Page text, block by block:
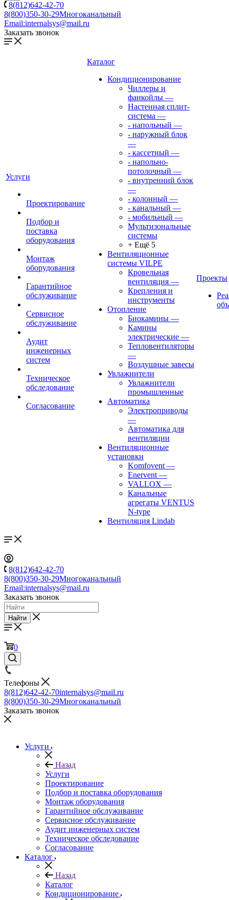
8(812)642-42-70
8(800)350-30-29Многоканальный
Email:internalsys@mail.ru
Заказать звонок
Услуги
Проектирование
Подбор и
поставка
оборудования
Монтаж
оборудования
Гарантийное
обслуживание
Сервисное
обслуживание
Аудит
инженерных
систем
Техническое
обследование
Согласование
Каталог
Кондиционирование
Чиллеры и
фанкойлы —
Настенная сплит-
система —
- напольный —
- наружный блок
—
- кассетный —
- напольно-
потолочный —
- внутренний блок
—
- колонный —
- канальный —
- мобильный —
Мультизональные
системы
+ Ещё 5
Вентиляционные
системы VILPE
Кровельная
вентиляция —
Крепления и
инструменты
Отопление
Биокамины —
Камины
электрические —
Тепловентиляторы
—
Воздушные завесы
Увлажнители
Увлажнители
промышленные
Автоматика
Электроприводы
—
Автоматика для
вентиляции
Вентиляционные
установки
Komfovent —
Enervent —
VALLOX —
Канальные
агрегаты VENTUS
N-type
Вентиляция Lindab
Проекты
8(812)642-42-70
8(800)350-30-29Многоканальный
Email:internalsys@mail.ru
Заказать звонок
Найти
0
Телефоны
8(812)642-42-70internalsys@mail.ru
8(800)350-30-29Многоканальный
Заказать звонок
Услуги
Назад
Услуги
Проектирование
Подбор и поставка оборудования
Монтаж оборудования
Гарантийное обслуживание
Сервисное обслуживание
Аудит инженерных систем
Техническое обследование
Согласование
Каталог
Назад
Каталог
Кондиционирование